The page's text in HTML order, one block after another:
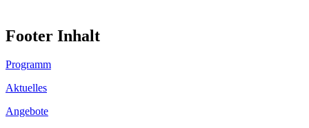
Footer Inhalt
Programm
Aktuelles
Angebote